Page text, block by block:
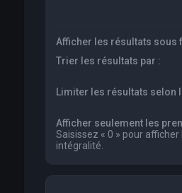
Afficher les résultats sous
Trier les résultats par :
Limiter les résultats selon
Afficher seulement les
Saisissez « 0 » pour
intégralité.